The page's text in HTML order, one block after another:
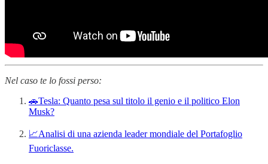
Nel caso te lo fossi perso:
🚗Tesla: Quanto pesa sul titolo il genio e il politico Elon
Musk?
📈Analisi di una azienda leader mondiale del Portafoglio
Fuoriclasse.